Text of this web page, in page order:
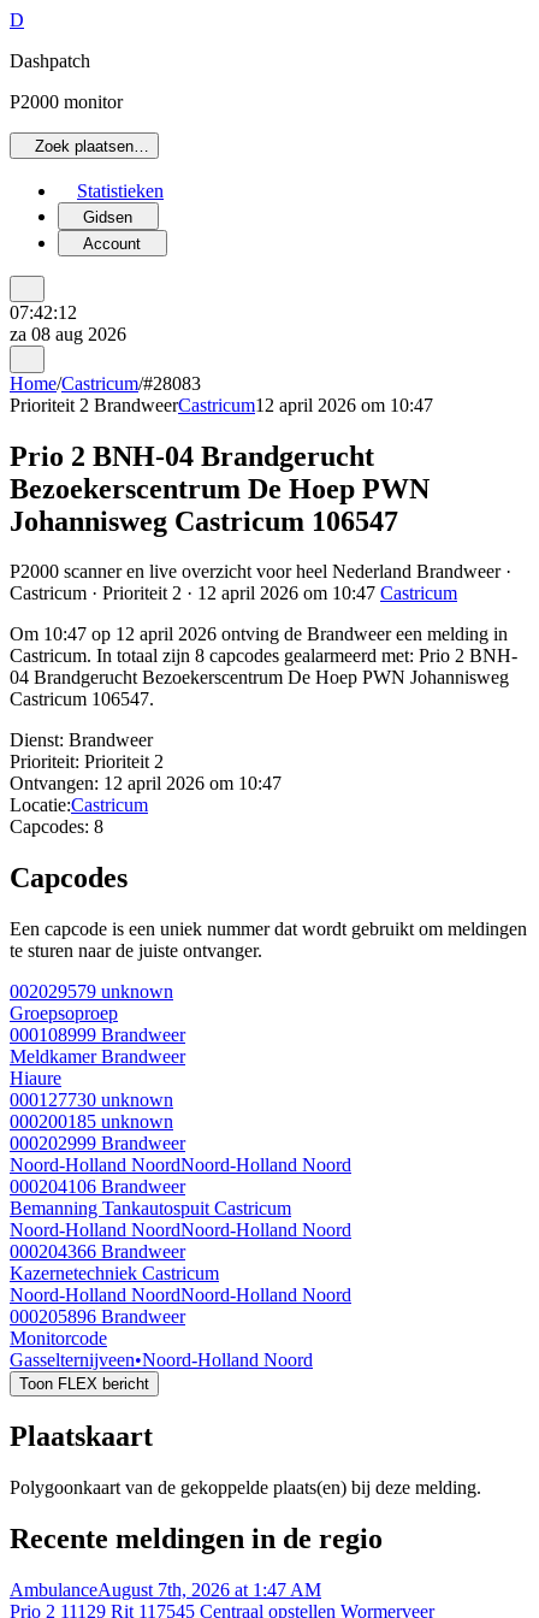
D
Dashpatch
P2000 monitor
Zoek plaatsen…
Statistieken
Gidsen
Account
07:42:12
za 08 aug 2026
Home/Castricum/#28083
Prioriteit 2 BrandweerCastricum12 april 2026 om 10:47
Prio 2 BNH-04 Brandgerucht
Bezoekerscentrum De Hoep PWN
Johannisweg Castricum 106547
P2000 scanner en live overzicht voor heel Nederland Brandweer ·
Castricum · Prioriteit 2 · 12 april 2026 om 10:47 Castricum
Om 10:47 op 12 april 2026 ontving de Brandweer een melding in
Castricum. In totaal zijn 8 capcodes gealarmeerd met: Prio 2 BNH-
04 Brandgerucht Bezoekerscentrum De Hoep PWN Johannisweg
Castricum 106547.
Dienst: Brandweer
Prioriteit: Prioriteit 2
Ontvangen: 12 april 2026 om 10:47
Locatie:Castricum
Capcodes: 8
Capcodes
Een capcode is een uniek nummer dat wordt gebruikt om meldingen
te sturen naar de juiste ontvanger.
002029579 unknown
Groepsoproep
000108999 Brandweer
Meldkamer Brandweer
Hiaure
000127730 unknown
000200185 unknown
000202999 Brandweer
Noord-Holland NoordNoord-Holland Noord
000204106 Brandweer
Bemanning Tankautospuit Castricum
Noord-Holland NoordNoord-Holland Noord
000204366 Brandweer
Kazernetechniek Castricum
Noord-Holland NoordNoord-Holland Noord
000205896 Brandweer
Monitorcode
Gasselternijveen•Noord-Holland Noord
Toon FLEX bericht
Plaatskaart
Polygoonkaart van de gekoppelde plaats(en) bij deze melding.
Recente meldingen in de regio
AmbulanceAugust 7th, 2026 at 1:47 AM
Prio 2 11129 Rit 117545 Centraal opstellen Wormerveer